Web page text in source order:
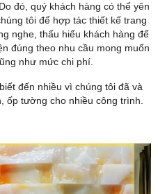
đó, quý khách hàng có thể yên
tôi để hợp tác thiết kế trang
nghe, thấu hiểu khách hàng để
đúng theo nhu cầu mong muốn
như mức chi phí.
đến nhiều vì chúng tôi đã và
ốp tường cho nhiều công trình.